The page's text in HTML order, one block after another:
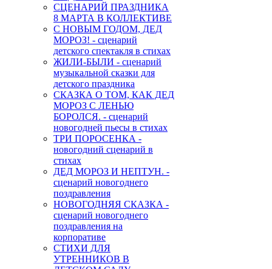
СЦЕНАРИЙ ПРАЗДНИКА
8 МАРТА В КОЛЛЕКТИВЕ
С НОВЫМ ГОДОМ, ДЕД
МОРОЗ! - сценарий
детского спектакля в стихах
ЖИЛИ-БЫЛИ - сценарий
музыкальной сказки для
детского праздника
СКАЗКА О ТОМ, КАК ДЕД
МОРОЗ С ЛЕНЬЮ
БОРОЛСЯ. - сценарий
новогодней пьесы в стихах
ТРИ ПОРОСЕНКА -
новогодний сценарий в
стихах
ДЕД МОРОЗ И НЕПТУН. -
сценарий новогоднего
поздравления
НОВОГОДНЯЯ СКАЗКА -
сценарий новогоднего
поздравления на
корпоративе
СТИХИ ДЛЯ
УТРЕННИКОВ В